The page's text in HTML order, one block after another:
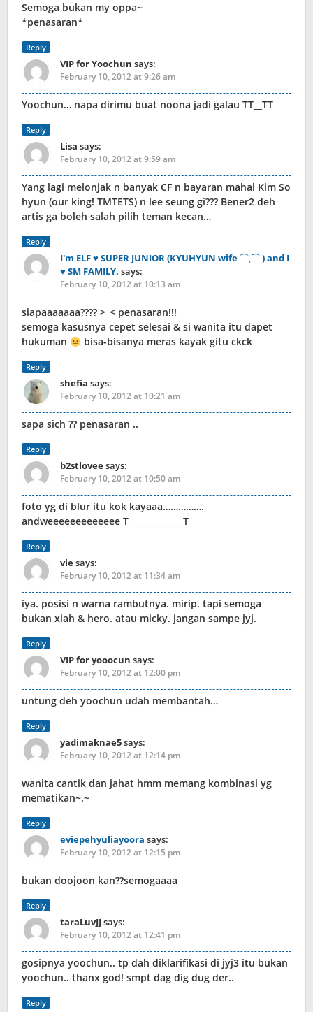
Semoga bukan my oppa~
*penasaran*
Reply
VIP for Yoochun says:
February 10, 2012 at 9:26 am
Yoochun… napa dirimu buat noona jadi galau TT__TT
Reply
Lisa says:
February 10, 2012 at 9:59 am
Yang lagi melonjak n banyak CF n bayaran mahal Kim So
hyun (our king! TMTETS) n lee seung gi??? Bener2 deh
artis ga boleh salah pilih teman kecan…
Reply
I'm ELF ♥ SUPER JUNIOR (KYUHYUN wife ⌒˛⌒ ) and I
♥ SM FAMILY. says:
February 10, 2012 at 10:13 am
siapaaaaaaa???? >_< penasaran!!!
semoga kasusnya cepet selesai & si wanita itu dapet
hukuman
bisa-bisanya meras kayak gitu ckck
Reply
shefia says:
February 10, 2012 at 10:21 am
sapa sich ?? penasaran ..
Reply
b2stloveesays:
February 10, 2012 at 10:50 am
foto yg di blur itu kok kayaaa…………….
andweeeeeeeeeeeee T_____________T
Reply
viesays:
February 10, 2012 at 11:34 am
iya. posisi n warna rambutnya. mirip. tapi semoga
bukan xiah & hero. atau micky. jangan sampe jyj.
Reply
VIP for yooocun says:
February 10, 2012 at 12:00 pm
untung deh yoochun udah membantah…
Reply
yadimaknae5says:
February 10, 2012 at 12:14 pm
wanita cantik dan jahat hmm memang kombinasi yg
mematikan~.~
Reply
eviepehyuliayoora says:
February 10, 2012 at 12:15 pm
bukan doojoon kan??semogaaaa
Reply
taraLuvJJsays:
February 10, 2012 at 12:41 pm
gosipnya yoochun.. tp dah diklarifikasi di jyj3 itu bukan
yoochun.. thanx god! smpt dag dig dug der..
Reply